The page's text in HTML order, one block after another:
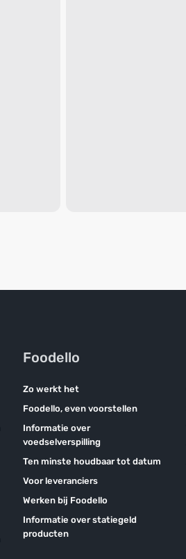
Foodello
Zo werkt het
Foodello, even voorstellen
Informatie over
voedselverspilling
Ten minste houdbaar tot datum
Voor leveranciers
Werken bij Foodello
Informatie over statiegeld
producten